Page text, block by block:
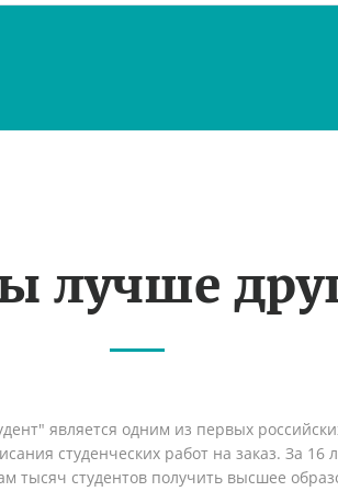
лучше
является одним из первых
студенческих работ на заказ. За 16
тысяч студентов получить высшее